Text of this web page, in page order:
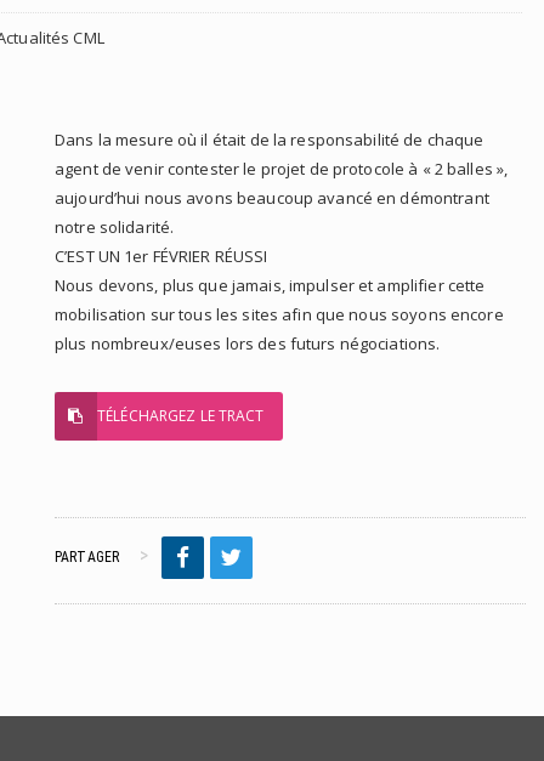
CML
Dans la mesure où il était de la responsabilité de chaque
agent de venir contester le projet de protocole à « 2 balles »,
aujourd’hui nous avons beaucoup avancé en démontrant
notre solidarité.
C’EST UN 1er FÉVRIER RÉUSSI
Nous devons, plus que jamais, impulser et amplifier cette
mobilisation sur tous les sites afin que nous soyons encore
plus nombreux/euses lors des futurs négociations.
TÉLÉCHARGEZ LE TRACT
PARTAGER